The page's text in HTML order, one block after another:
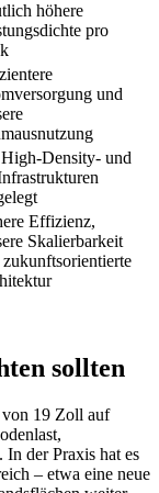
höhere
pro
und
Density- und
Effizienz,
Skalierbarkeit
sollten
von 19 Zoll auf
der Praxis hat es
– etwa eine neue